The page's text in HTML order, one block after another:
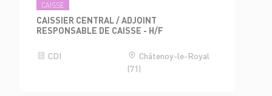
CAISSE
CAISSIER CENTRAL / ADJOINT
RESPONSABLE DE CAISSE - H/F
CDI
Châtenoy-le-Royal
(71)